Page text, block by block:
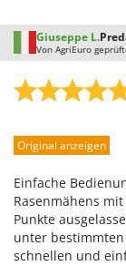
Zodiac
Giuseppe L.
Von AgriEuro
Leistung
Qualität / Preis
Schwierigkeitsgrad
Verpackung
Original anzeigen
Einfache
Rasenmähens
Punkte
unter
schnellen und